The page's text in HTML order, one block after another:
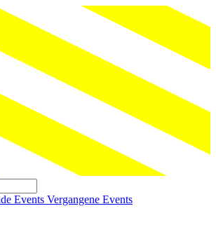
Events Vergangene Events